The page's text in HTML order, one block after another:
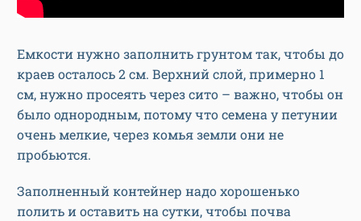
Емкости нужно заполнить грунтом так, чтобы до
краев осталось 2 см. Верхний слой, примерно 1
см, нужно просеять через сито – важно, чтобы он
было однородным, потому что семена у петунии
очень мелкие, через комья земли они не
пробьются.
Заполненный контейнер надо хорошенько
полить и оставить на сутки, чтобы почва